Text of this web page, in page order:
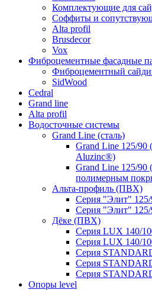
Комплектующие для
Соффиты и
Alta profil
Brusdecor
Vox
Фиброцементные фасадные
Фиброцементный
SidWood
Cedral
Grand line
Аlta profil
Водосточные системы
Grand Line (сталь)
Grand Line 125/90
Aluzinc®)
Grand Line 125/90
полимерным
Альта-профиль (ПВХ)
Серия "Элит" 125/
Серия "Элит" 125/
Дёке (ПВХ)
Серия LUX 140/
Серия LUX 140/
Серия
Серия
Серия
Опоры level